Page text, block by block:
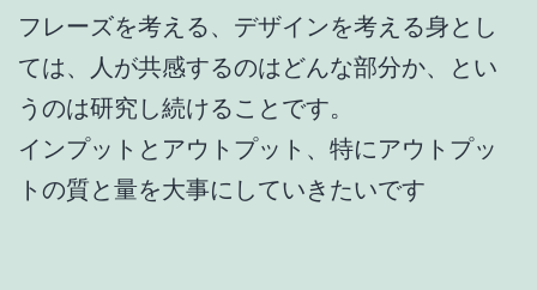
フレーズを考える、デザインを考える身とし
ては、人が共感するのはどんな部分か、とい
うのは研究し続けることです。
インプットとアウトプット、特にアウトプッ
トの質と量を大事にしていきたいです